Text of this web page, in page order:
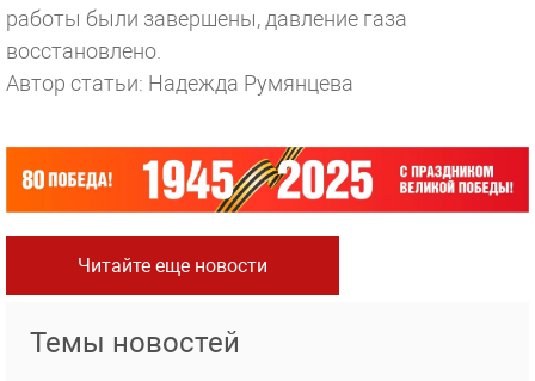
работы были завершены, давление газа
восстановлено.
Автор статьи: Надежда Румянцева
Читайте еще новости
Темы новостей